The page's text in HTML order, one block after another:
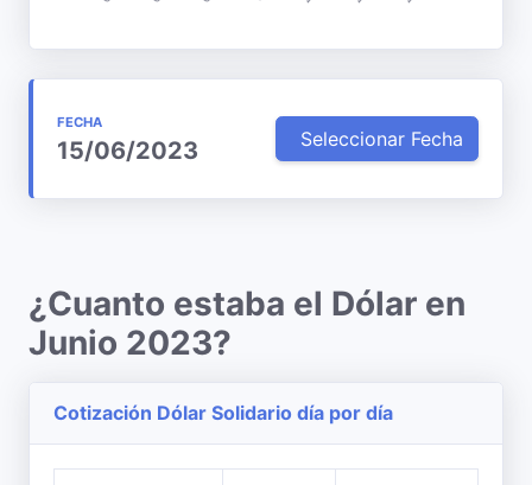
FECHA
15/06/2023 Seleccionar Fecha
¿Cuanto estaba el Dólar en
Junio 2023?
Cotización Dólar Solidario día por día